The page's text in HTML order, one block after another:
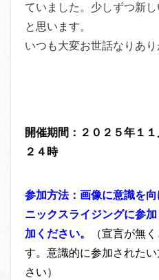
ていました。少しずつ新
と思います。
いつも大変お世話なりあり
開催期間：２０２５年１１
２４時
参加方法：画像に意識を
ニックスライジングに参
加ください。
（宣言が無
す。意識的に参加された
さい）